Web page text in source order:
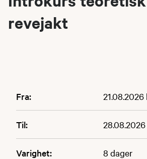
revejakt
Fra: 21.08.2026
Til:
Varighet: 8 dager